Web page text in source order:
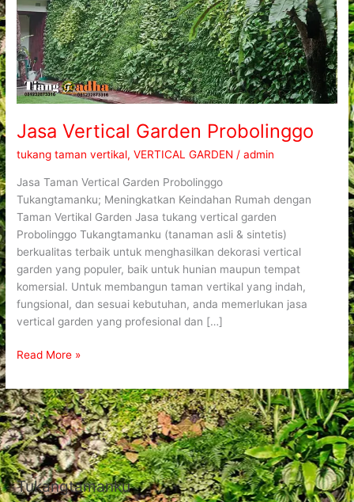
Jasa Vertical Garden Probolinggo
tukang taman vertikal,VERTICAL GARDEN /admin
Jasa Taman Vertical Garden Probolinggo
Tukangtamanku; Meningkatkan Keindahan Rumah dengan
Taman Vertikal Garden Jasa tukang vertical garden
Probolinggo Tukangtamanku (tanaman asli & sintetis)
berkualitas terbaik untuk menghasilkan dekorasi vertical
garden yang populer, baik untuk hunian maupun tempat
komersial. Untuk membangun taman vertikal yang indah,
fungsional, dan sesuai kebutuhan, anda memerlukan jasa
vertical garden yang profesional dan […]
Read More »
Tukangtamanku